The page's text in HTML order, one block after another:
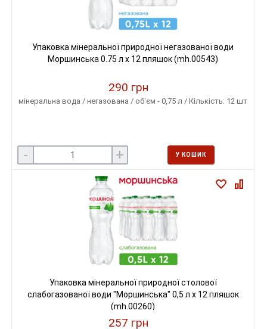
Упаковка мінеральної природної негазованої води
Моршинська 0.75 л x 12 пляшок (mh.00543)
290 грн
мінеральна вода / негазована / об'єм - 0,75 л / Кількість: 12 шт
- + У КОШИК
Упаковка мінеральної природної столової
слабогазованої води "Моршинська" 0,5 л х 12 пляшок
(mh.00260)
257 грн